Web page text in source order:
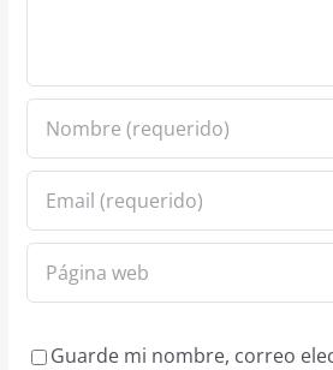
Guarde mi nombre, correo